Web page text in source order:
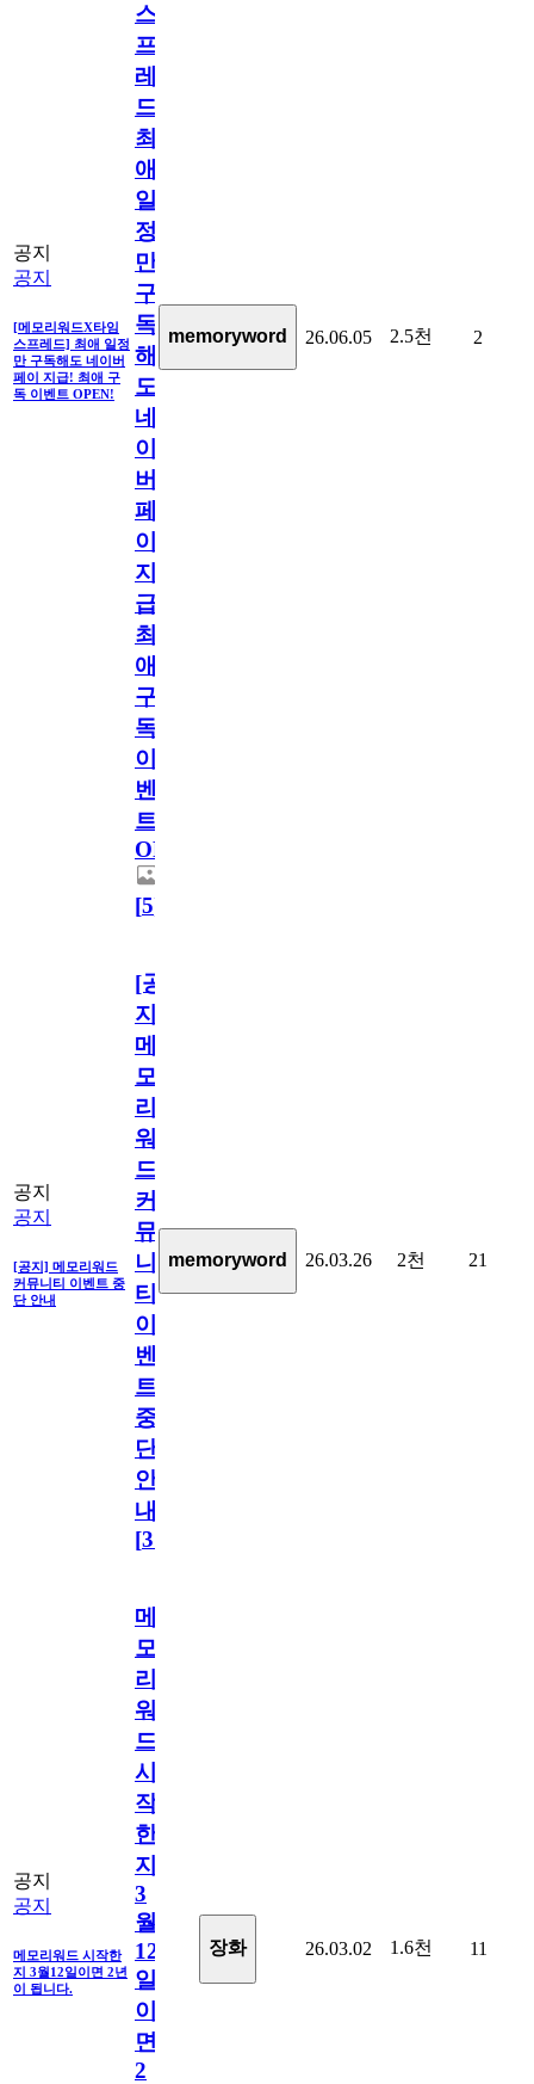
공지
공지
[메모리워드X타임
스프레드] 최애 일정
만 구독해도 네이버
페이 지급! 최애 구
독 이벤트 OPEN!
스
프
레
드]
최
애
일
정
만
구
독
해
도
네
이
버
페
이
지
급!
최
애
구
독
이
벤
트
OPEN!
[5]
memoryword 26.06.05 2.5천 2
공지
공지
[공지] 메모리워드
커뮤니티 이벤트 중
단 안내
[공
지]
메
모
리
워
드
커
뮤
니
티
이
벤
트
중
단
안
내
[31
memoryword 26.03.26 2천 21
공지
공지
메모리워드 시작한
지 3월12일이면 2년
이 됩니다.
메
모
리
워
드
시
작
한
지
3
월
12
일
이
면
2
장화 26.03.02 1.6천 11